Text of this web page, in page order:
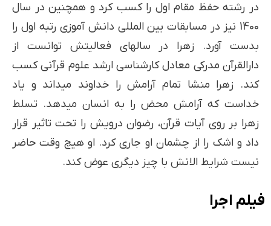
در رشته حفظ مقام اول را کسب کرد و همچنین در سال
1400 نیز در مسابقات بین المللی دانش آموزی رتبه اول را
بدست آورد. زهرا در سال­های فعالیتش توانست از
دارالقرآن مدرکی معادل کارشناسی ارشد علوم قرآنی کسب
کند. زهرا منشا تمام آرامش را خداوند می­داند و یاد
خداست که آرامش محض را به انسان می­دهد. تسلط
زهرا بر روی آیات قرآن، رضوان درویش را تحت تاثیر قرار
داد و اشک را از چشمان او جاری کرد. او هیچ وقت حاضر
نیست شرایط الانش با چیز دیگری عوض کند.
فیلم اجرا